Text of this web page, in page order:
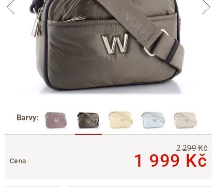
Barvy:
Cena
2 299 Kč
1 999 Kč